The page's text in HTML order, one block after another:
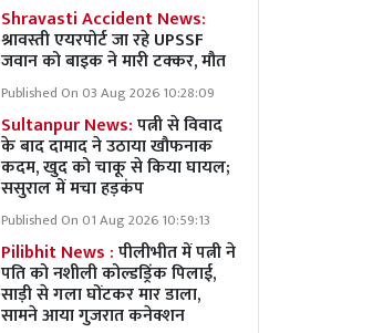
Shravasti Accident News:
श्रावस्ती एयरपोर्ट जा रहे UPSSF
जवान को बाइक ने मारी टक्कर, मौत
Published On 03 Aug 2026 10:28:09
Sultanpur News:पत्नी से विवाद
के बाद दामाद ने उठाया खौफनाक
कदम, खुद को चाकू से किया घायल;
ससुराल में मचा हड़कंप
Published On 01 Aug 2026 10:59:13
Pilibhit News :पीलीभीत में पत्नी ने
पति को नशीली कोल्डड्रिंक पिलाई,
साड़ी से गला घोंटकर मार डाला,
सामने आया गुजरात कनेक्शन